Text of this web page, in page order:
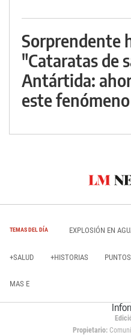
Sorprendente
"Cataratas de
Antártida:
este
TEMAS DEL DÍA EXPLOSIÓN EN
+SALUD +HISTORIAS
MAS E
Propietario: